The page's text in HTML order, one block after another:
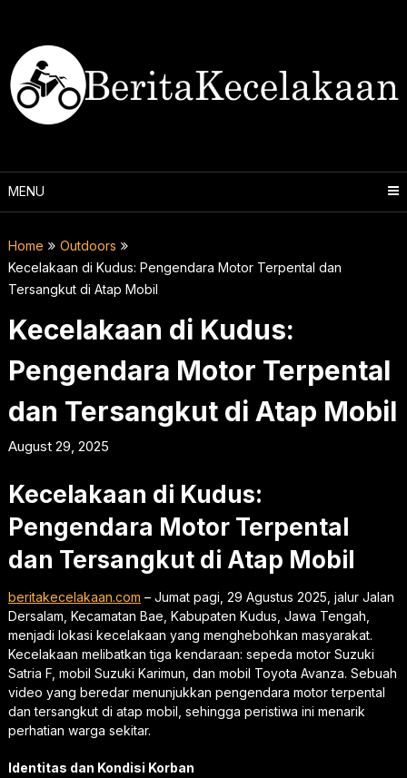
content
MENU
Home
Outdoors
Kecelakaan di Kudus: Pengendara Motor Terpental dan
Tersangkut di Atap Mobil
Kecelakaan di Kudus:
Pengendara Motor Terpental
dan Tersangkut di Atap Mobil
August 29, 2025
Kecelakaan di Kudus:
Pengendara Motor Terpental
dan Tersangkut di Atap Mobil
beritakecelakaan.com – Jumat pagi, 29 Agustus 2025, jalur Jalan
Dersalam, Kecamatan Bae, Kabupaten Kudus, Jawa Tengah,
menjadi lokasi kecelakaan yang menghebohkan masyarakat.
Kecelakaan melibatkan tiga kendaraan: sepeda motor Suzuki
Satria F, mobil Suzuki Karimun, dan mobil Toyota Avanza. Sebuah
video yang beredar menunjukkan pengendara motor terpental
dan tersangkut di atap mobil, sehingga peristiwa ini menarik
perhatian warga sekitar.
Identitas dan Kondisi Korban